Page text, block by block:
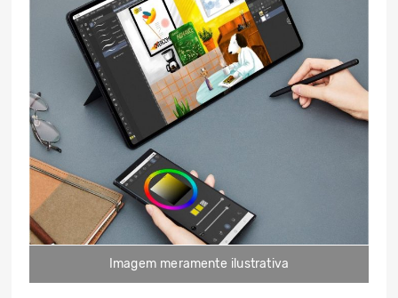
Imagem meramente ilustrativa